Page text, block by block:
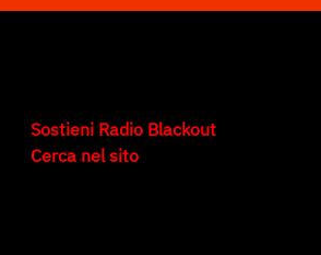
Sostieni Radio Blackout
Cerca nel sito